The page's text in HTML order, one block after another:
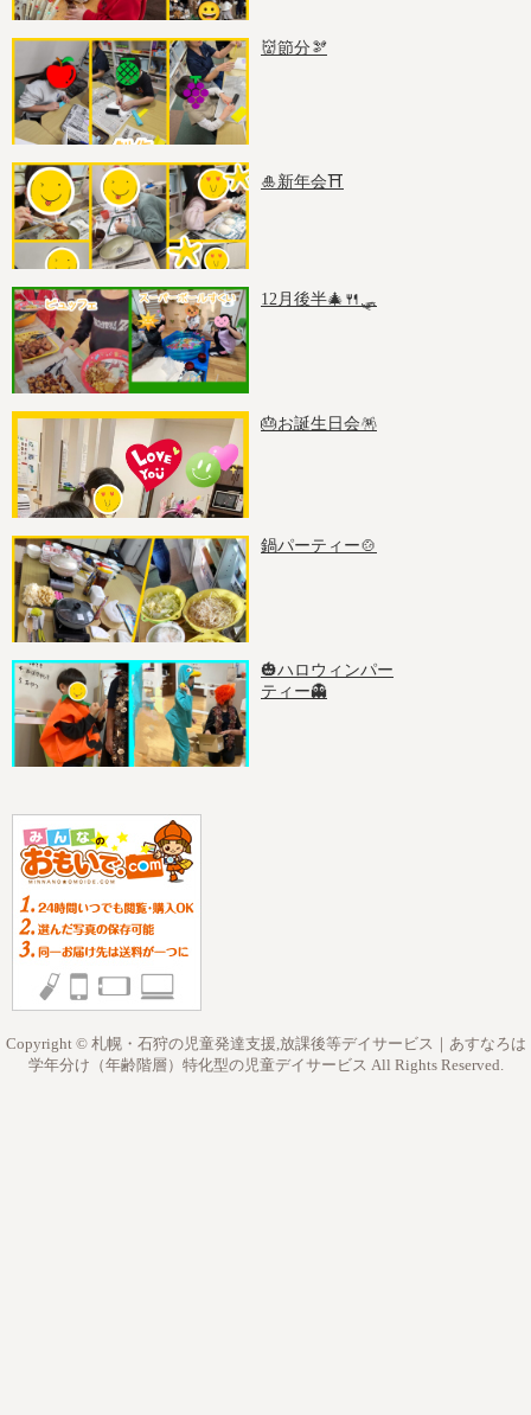
👹節分🫘
🎍新年会⛩️
12月後半🎄🍴🛷
🎂お誕生日会🪅
鍋パーティー🍲
🎃ハロウィンパー
ティー👻
Copyright © 札幌・石狩の児童発達支援,放課後等デイサービス｜あすなろは
学年分け（年齢階層）特化型の児童デイサービス All Rights Reserved.